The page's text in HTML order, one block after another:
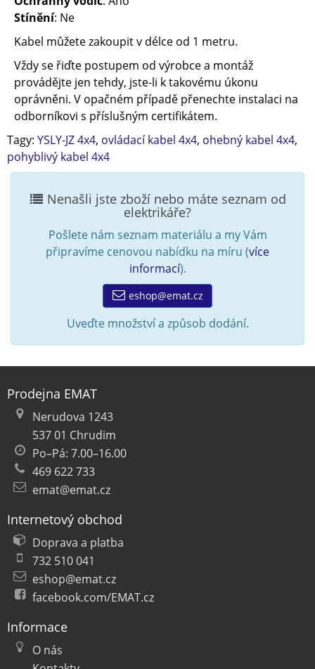
Stínění: Ne
Kabel můžete zakoupit v délce od 1 metru.
Vždy se řiďte postupem od výrobce a montáž
provádějte jen tehdy, jste-li k takovému úkonu
oprávněni. V opačném případě přenechte instalaci na
odborníkovi s příslušným certifikátem.
Tagy: YSLY-JZ 4x4, ovládací kabel 4x4, ohebný kabel 4x4,
pohyblivý kabel 4x4
Nenašli jste zboží nebo máte seznam od
elektrikáře?
Pošlete nám seznam materiálu a my Vám
připravíme cenovou nabídku na míru (více
informací).
eshop@emat.cz
Uveďte množství a způsob dodání.
Prodejna EMAT
Nerudova 1243
537 01 Chrudim
Po–Pá: 7.00–16.00
469 622 733
emat@emat.cz
Internetový obchod
Doprava a platba
732 510 041
eshop@emat.cz
facebook.com/EMAT.cz
Informace
O nás